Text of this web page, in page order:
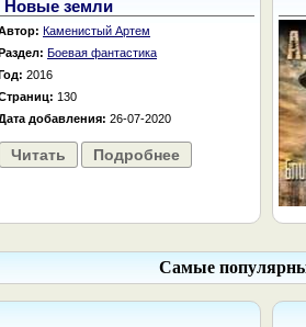
Новые земли
Каменистый Артем
Боевая фантастика
2016
130
добавления: 26-07-2020
Читать Подробнее
Самые